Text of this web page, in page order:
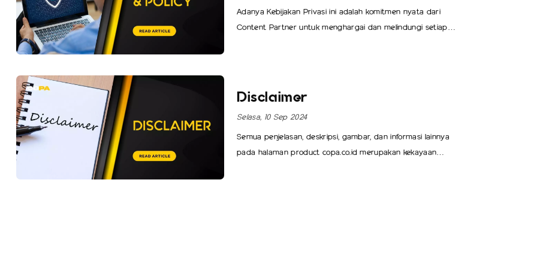
Adanya Kebijakan Privasi ini adalah komitmen nyata dari
Content Partner untuk menghargai dan melindungi setiap
Disclaimer
Selasa, 10 Sep 2024
Semua penjelasan, deskripsi, gambar, dan informasi lainnya
pada halaman product copa.co.id merupakan kekayaan